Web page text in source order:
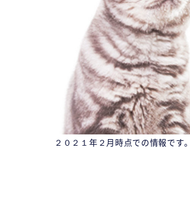
２０２１年２月時点での情報です。